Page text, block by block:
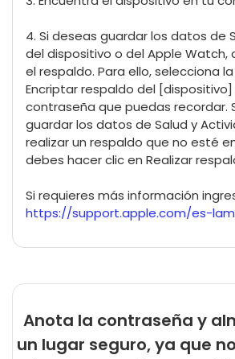
4. Si deseas guardar los datos de
del dispositivo o del Apple Watch,
el respaldo. Para ello, selecciona
Encriptar respaldo del
contraseña que puedas recordar.
guardar los datos de Salud y
realizar un respaldo que no esté
debes hacer clic en Realizar
Si requieres más información
https://support.apple.com/es-
Anota la contraseña y
un lugar seguro, ya que